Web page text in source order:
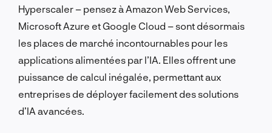
Hyperscaler – pensez à Amazon Web Services,
Microsoft Azure et Google Cloud – sont désormais
les places de marché incontournables pour les
applications alimentées par l’IA. Elles offrent une
puissance de calcul inégalée, permettant aux
entreprises de déployer facilement des solutions
d’IA avancées.